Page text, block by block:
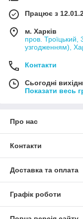
Працює з
м. Харків
пров. Троїцький,
узгодженням),
Контакти
Сьогодні
Показати весь
Про нас
Контакти
Доставка та оплата
Графік роботи